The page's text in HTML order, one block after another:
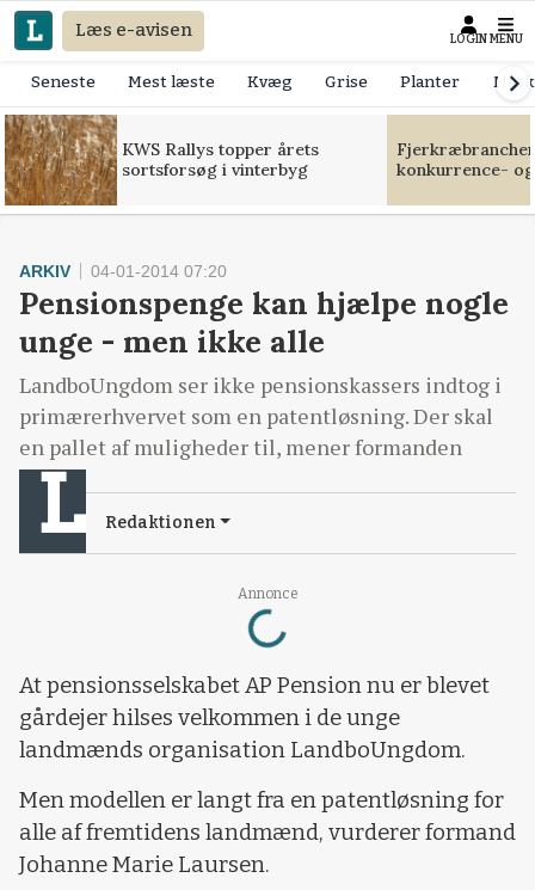
Læs e-avisen LOGIN MENU
Seneste Mest læste Kvæg Grise Planter
KWS Rallys topper årets
sortsforsøg i vinterbyg
konkurrence-
Annonce
Loading...
ARKIV 04-01-2014 07:20
Pensionspenge kan hjælpe nogle
unge - men ikke alle
LandboUngdom ser ikke pensionskassers indtog i
primærerhvervet som en patentløsning. Der skal
en pallet af muligheder til, mener formanden
Redaktionen
At pensionsselskabet AP Pension nu er blevet
gårdejer hilses velkommen i de unge
landmænds organisation LandboUngdom.
Men modellen er langt fra en patentløsning for
alle af fremtidens landmænd, vurderer formand
Johanne Marie Laursen.